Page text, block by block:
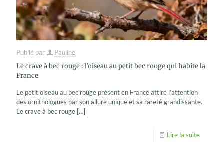
Publié par Pauline
Le crave à bec rouge : l’oiseau au petit bec rouge qui habite la
France
Le petit oiseau au bec rouge présent en France attire l’attention
des ornithologues par son allure unique et sa rareté grandissante.
Le crave à bec rouge […]
Lire la suite